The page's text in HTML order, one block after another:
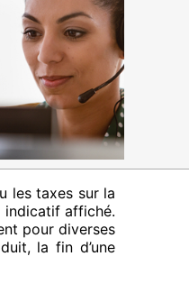
les taxes sur la
indicatif affiché.
pour diverses
la fin d’une